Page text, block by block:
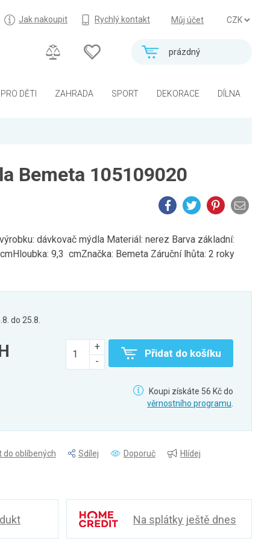
Můj účet
Jak nakoupit Rychlý kontakt
prázdný
PRO DĚTI ZAHRADA SPORT DEKORACE DÍLNA
Bemeta 105109020
dávkovač mýdla Materiál: nerez Barva základní:
9,3 cmZnačka: Bemeta Záruční lhůta: 2 roky
do 25.8.
Přidat do košíku
Koupi získáte 56 Kč do
věrnostního programu
do oblíbených Sdílej Doporuč
Hlídej
Na splátky ještě dnes